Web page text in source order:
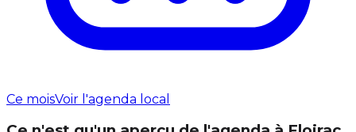
Ce moisVoir l'agenda local